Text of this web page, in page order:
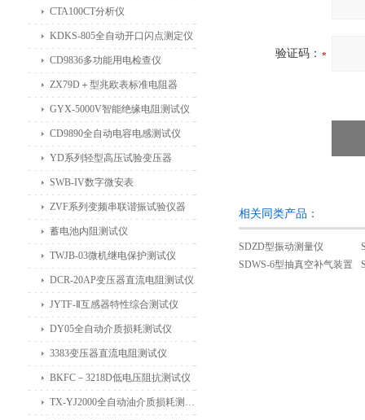
验证码：
相关同类产品：
SDZD型振动测量仪
SDWS-6型抽真空补气装置
CTA100CT分析仪
KDKS-805全自动开口闪点测定仪
CD9836多功能用电检查仪
ZX79D＋型兆欧表标准电阻器
GYX-5000V智能绝缘电阻测试仪
CD9890全自动电容电感测试仪
YD系列轻型高压试验变压器
SWB-IV数字微安表
ZVF系列变频串联谐振试验仪器
蓄电池内阻测试仪
TWJB-03微机继电保护测试仪
DCR-20AP变压器直流电阻测试仪
JYTF-Ⅱ互感器特性综合测试仪
DY05全自动介质损耗测试仪
3383变压器直流电阻测试仪
BKFC－3218D低电压阻抗测试仪
TX-YJ2000全自动油介质损耗测试仪